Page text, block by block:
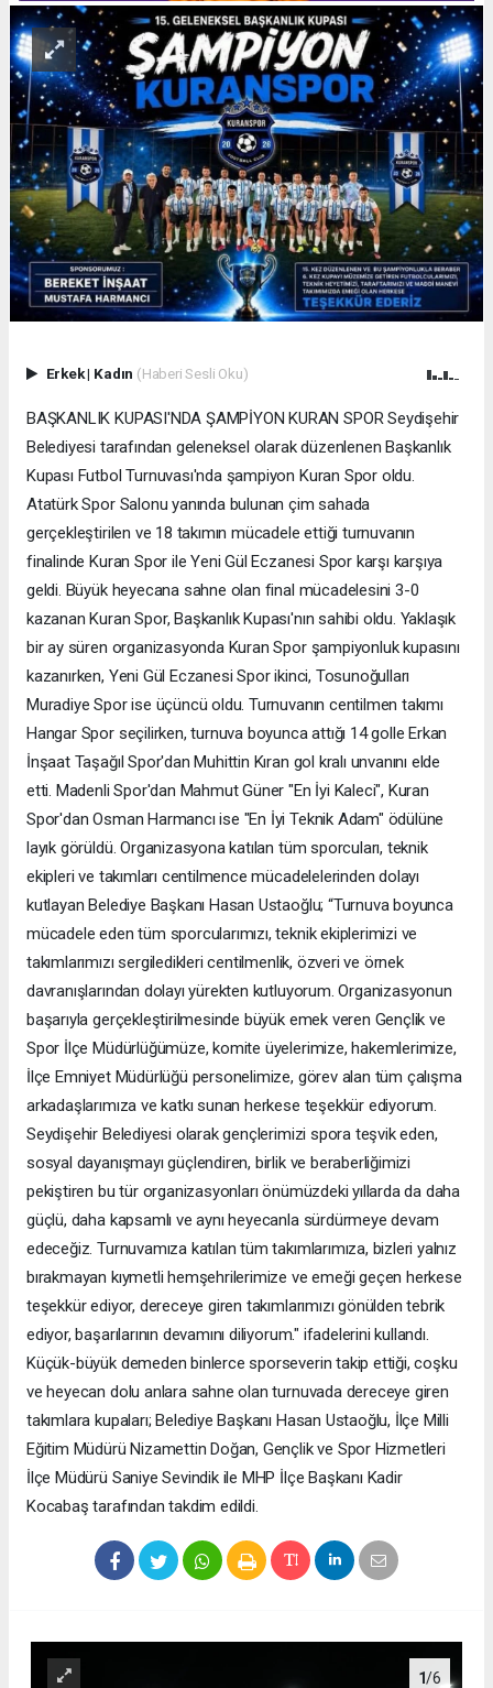
Erkek| Kadın (Haberi Sesli Oku)
BAŞKANLIK KUPASI'NDA ŞAMPİYON KURAN SPOR Seydişehir
Belediyesi tarafından geleneksel olarak düzenlenen Başkanlık
Kupası Futbol Turnuvası'nda şampiyon Kuran Spor oldu.
Atatürk Spor Salonu yanında bulunan çim sahada
gerçekleştirilen ve 18 takımın mücadele ettiği turnuvanın
finalinde Kuran Spor ile Yeni Gül Eczanesi Spor karşı karşıya
geldi. Büyük heyecana sahne olan final mücadelesini 3-0
kazanan Kuran Spor, Başkanlık Kupası'nın sahibi oldu. Yaklaşık
bir ay süren organizasyonda Kuran Spor şampiyonluk kupasını
kazanırken, Yeni Gül Eczanesi Spor ikinci, Tosunoğulları
Muradiye Spor ise üçüncü oldu. Turnuvanın centilmen takımı
Hangar Spor seçilirken, turnuva boyunca attığı 14 golle Erkan
İnşaat Taşağıl Spor'dan Muhittin Kıran gol kralı unvanını elde
etti. Madenli Spor'dan Mahmut Güner "En İyi Kaleci", Kuran
Spor'dan Osman Harmancı ise "En İyi Teknik Adam" ödülüne
layık görüldü. Organizasyona katılan tüm sporcuları, teknik
ekipleri ve takımları centilmence mücadelelerinden dolayı
kutlayan Belediye Başkanı Hasan Ustaoğlu; “Turnuva boyunca
mücadele eden tüm sporcularımızı, teknik ekiplerimizi ve
takımlarımızı sergiledikleri centilmenlik, özveri ve örnek
davranışlarından dolayı yürekten kutluyorum. Organizasyonun
başarıyla gerçekleştirilmesinde büyük emek veren Gençlik ve
Spor İlçe Müdürlüğümüze, komite üyelerimize, hakemlerimize,
İlçe Emniyet Müdürlüğü personelimize, görev alan tüm çalışma
arkadaşlarımıza ve katkı sunan herkese teşekkür ediyorum.
Seydişehir Belediyesi olarak gençlerimizi spora teşvik eden,
sosyal dayanışmayı güçlendiren, birlik ve beraberliğimizi
pekiştiren bu tür organizasyonları önümüzdeki yıllarda da daha
güçlü, daha kapsamlı ve aynı heyecanla sürdürmeye devam
edeceğiz. Turnuvamıza katılan tüm takımlarımıza, bizleri yalnız
bırakmayan kıymetli hemşehrilerimize ve emeği geçen herkese
teşekkür ediyor, dereceye giren takımlarımızı gönülden tebrik
ediyor, başarılarının devamını diliyorum." ifadelerini kullandı.
Küçük-büyük demeden binlerce sporseverin takip ettiği, coşku
ve heyecan dolu anlara sahne olan turnuvada dereceye giren
takımlara kupaları; Belediye Başkanı Hasan Ustaoğlu, İlçe Milli
Eğitim Müdürü Nizamettin Doğan, Gençlik ve Spor Hizmetleri
İlçe Müdürü Saniye Sevindik ile MHP İlçe Başkanı Kadir
Kocabaş tarafından takdim edildi.
1/6